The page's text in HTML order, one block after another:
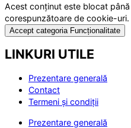
Acest conținut este blocat
corespunzătoare de cookie-uri.
Accept categoria Funcționalitate
LINKURI UTILE
Prezentare generală
Contact
Termeni și condiții
Prezentare generală